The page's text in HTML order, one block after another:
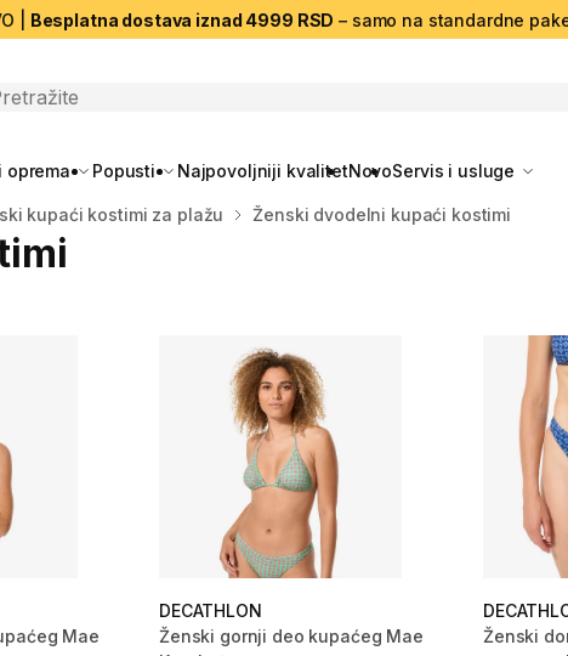
| Besplatna dostava iznad 4999 RSD – samo na standardne
search
oprema Popusti Najpovoljniji kvalitetNovoServis i usluge
kupaći kostimi za plažu Ženski dvodelni kupaći kostimi
Mae
DECATHLON
Ženski gornji deo kupaćeg Mae
Ženski